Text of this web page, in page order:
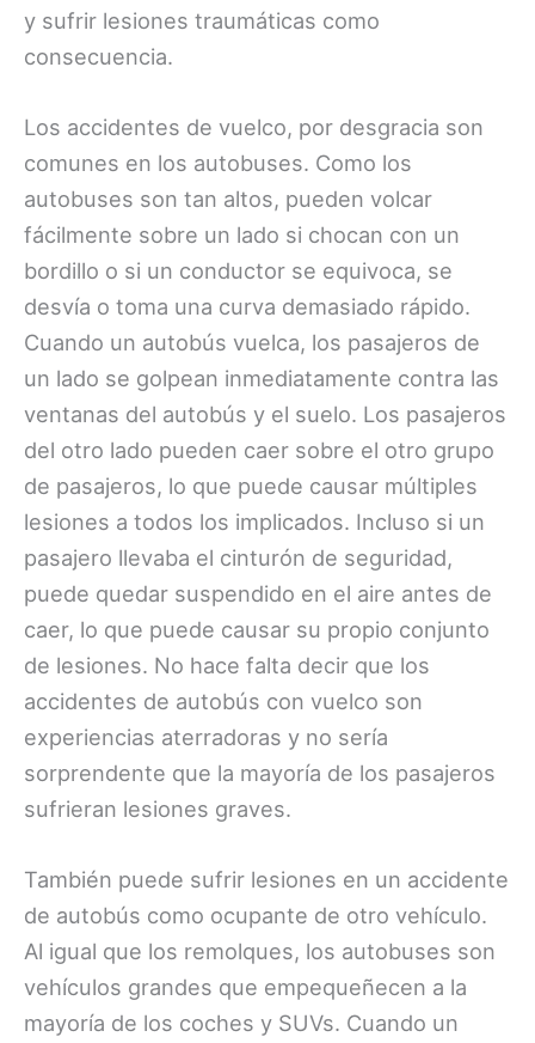
y sufrir lesiones traumáticas como
consecuencia.
Los accidentes de vuelco, por desgracia son
comunes en los autobuses. Como los
autobuses son tan altos, pueden volcar
fácilmente sobre un lado si chocan con un
bordillo o si un conductor se equivoca, se
desvía o toma una curva demasiado rápido.
Cuando un autobús vuelca, los pasajeros de
un lado se golpean inmediatamente contra las
ventanas del autobús y el suelo. Los pasajeros
del otro lado pueden caer sobre el otro grupo
de pasajeros, lo que puede causar múltiples
lesiones a todos los implicados. Incluso si un
pasajero llevaba el cinturón de seguridad,
puede quedar suspendido en el aire antes de
caer, lo que puede causar su propio conjunto
de lesiones. No hace falta decir que los
accidentes de autobús con vuelco son
experiencias aterradoras y no sería
sorprendente que la mayoría de los pasajeros
sufrieran lesiones graves.
También puede sufrir lesiones en un accidente
de autobús como ocupante de otro vehículo.
Al igual que los remolques, los autobuses son
vehículos grandes que empequeñecen a la
mayoría de los coches y SUVs. Cuando un